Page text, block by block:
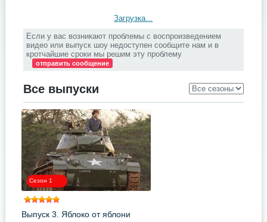
Загрузка...
Если у вас возникают проблемы с воспроизведением
видео или выпуск шоу недоступен сообщите нам и в
кротчайшие сроки мы решим эту проблему
отправить сообщение
Все выпуски
Сезон 1
Выпуск 3. Яблоко от яблони